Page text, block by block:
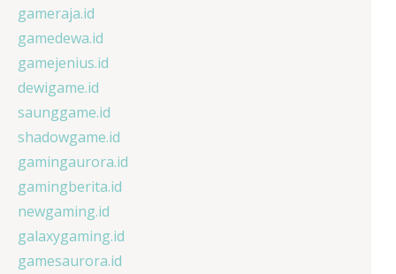
gameraja.id
gamedewa.id
gamejenius.id
dewigame.id
saunggame.id
shadowgame.id
gamingaurora.id
gamingberita.id
newgaming.id
galaxygaming.id
gamesaurora.id